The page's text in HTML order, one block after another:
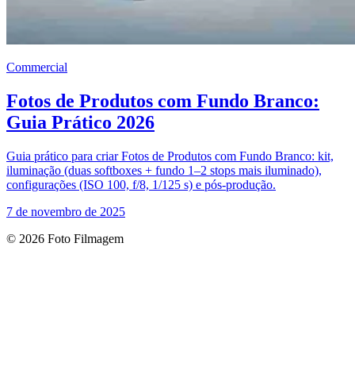
Commercial
Fotos de Produtos com Fundo Branco:
Guia Prático 2026
Guia prático para criar Fotos de Produtos com Fundo Branco: kit,
iluminação (duas softboxes + fundo 1–2 stops mais iluminado),
configurações (ISO 100, f/8, 1/125 s) e pós‑produção.
7 de novembro de 2025
© 2026 Foto Filmagem